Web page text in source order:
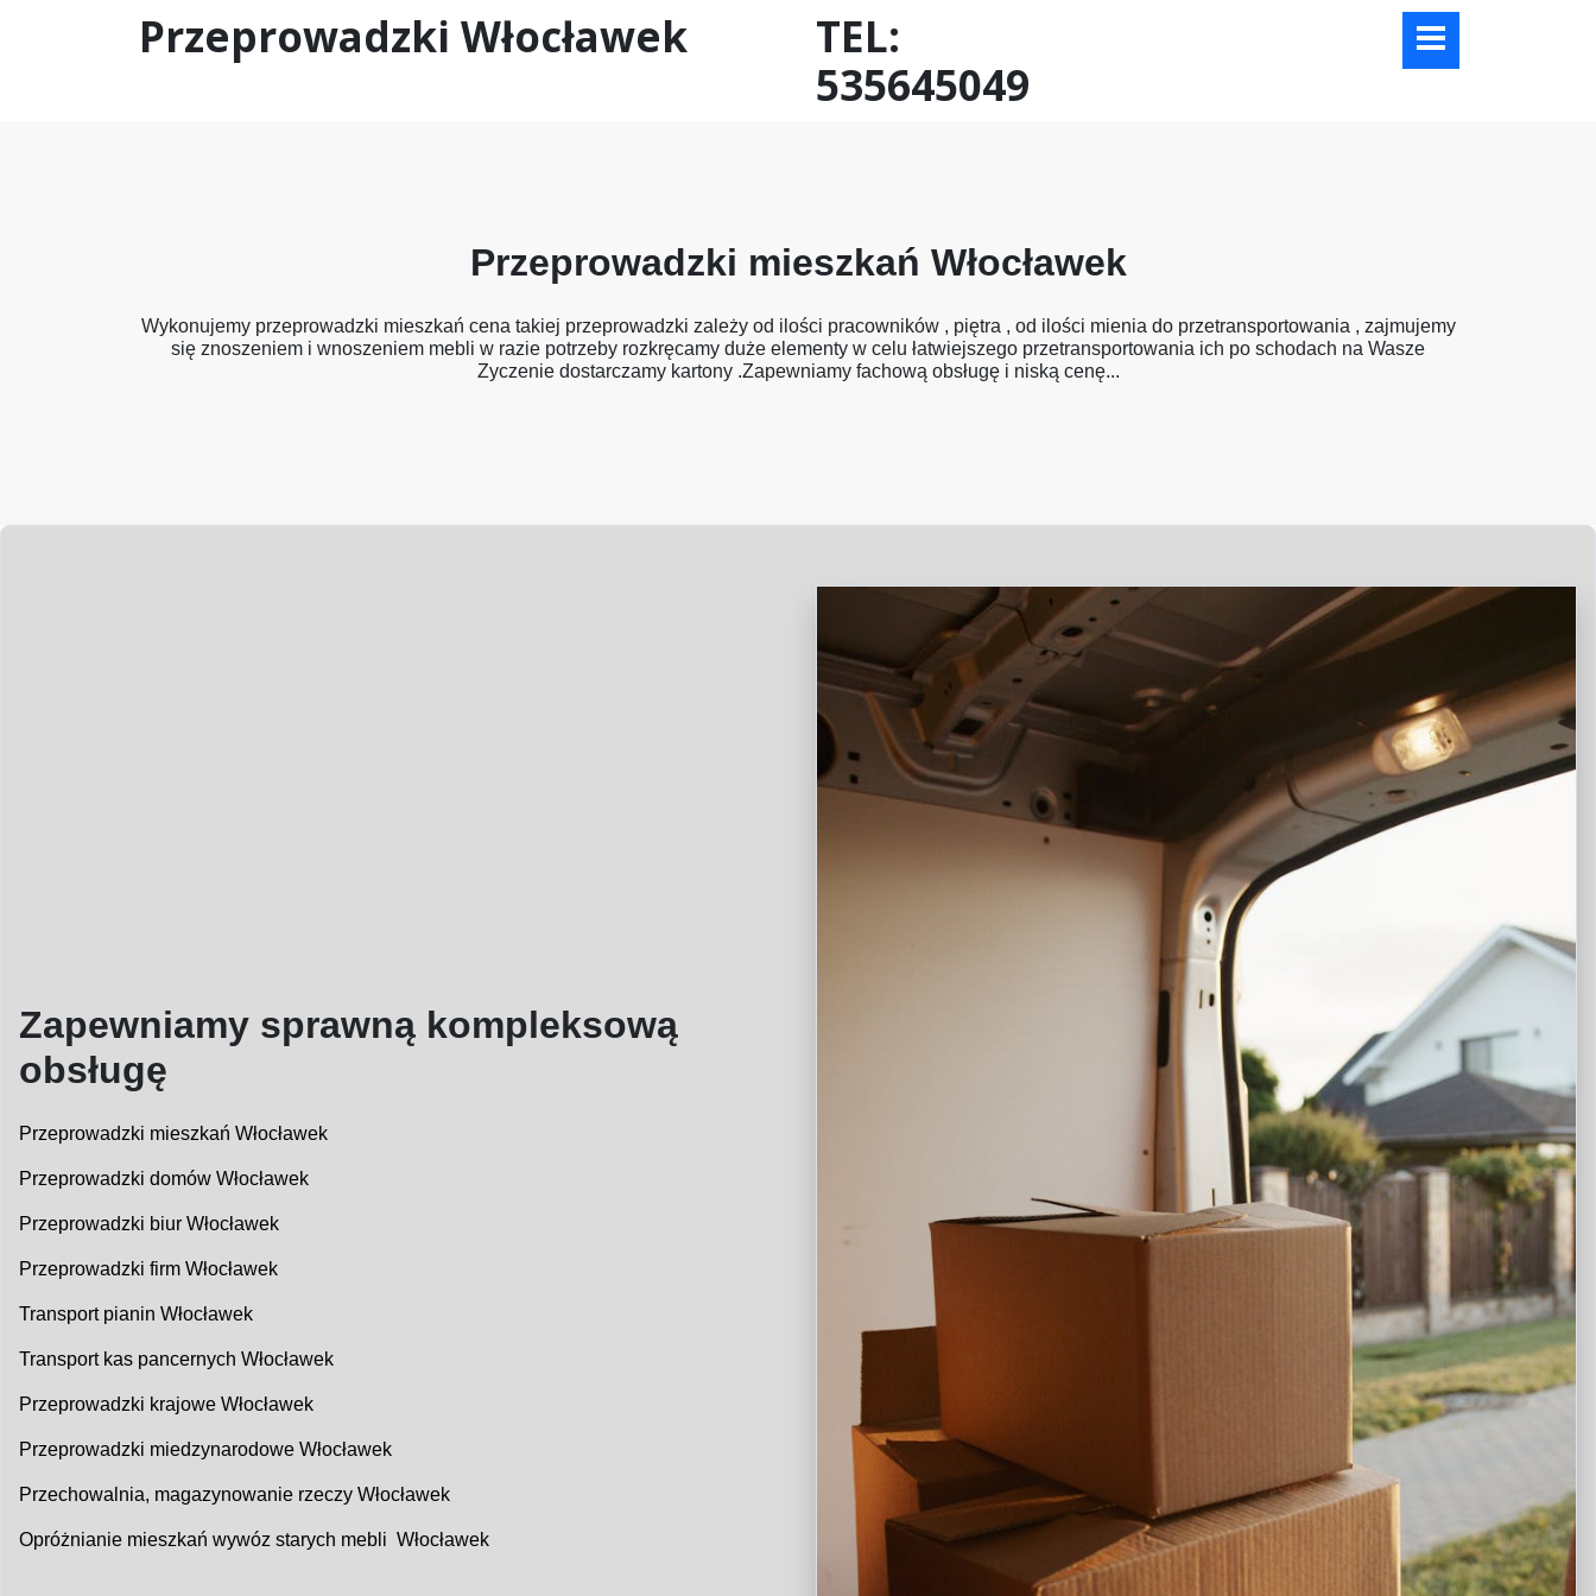
Przeprowadzki Włocławek
TEL:
535645049
Przeprowadzki mieszkań Włocławek
Wykonujemy przeprowadzki mieszkań cena takiej przeprowadzki zależy od ilości pracowników , piętra , od ilości mienia do przetransportowania , zajmujemy
się znoszeniem i wnoszeniem mebli w razie potrzeby rozkręcamy duże elementy w celu łatwiejszego przetransportowania ich po schodach na Wasze
Zyczenie dostarczamy kartony .Zapewniamy fachową obsługę i niską cenę...
Zapewniamy sprawną kompleksową
obsługę
Przeprowadzki mieszkań Włocławek
Przeprowadzki domów Włocławek
Przeprowadzki biur Włocławek
Przeprowadzki firm Włocławek
Transport pianin Włocławek
Transport kas pancernych Włocławek
Przeprowadzki krajowe Włocławek
Przeprowadzki miedzynarodowe Włocławek
Przechowalnia, magazynowanie rzeczy Włocławek
Opróżnianie mieszkań wywóz starych mebli Włocławek